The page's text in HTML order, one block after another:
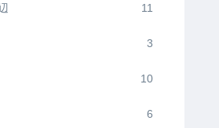
11
3
10
6